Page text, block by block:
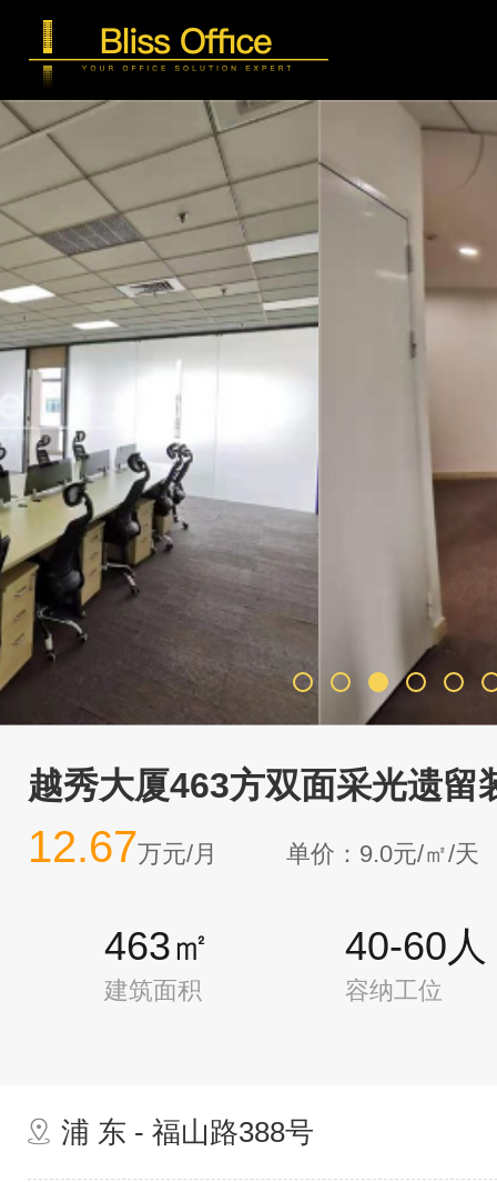
越秀大厦463方双面采光遗留
12.67万元/月 单价：9.0元/㎡/天
463㎡
建筑面积
40-60人
容纳工位
浦 东 - 福山路388号